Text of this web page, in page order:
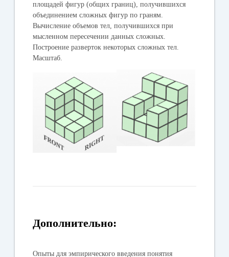
площадей фигур (общих границ), получившихся
объединением сложных фигур по граням.
Вычисление объемов тел, получившихся при
мысленном пересечении данных сложных.
Построение разверток некоторых сложных тел.
Масштаб.
Дополнительно:
Опыты для эмпирического введения понятия